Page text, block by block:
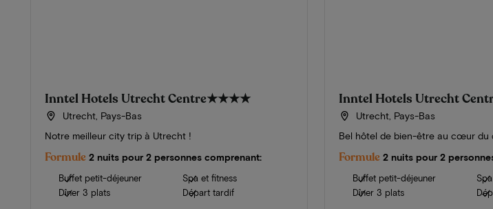
Inntel Hotels Utrecht Centre★★★★
Utrecht, Pays-Bas
Notre meilleur city trip à Utrecht !
Formule 2 nuits pour 2 personnes comprenant:
Buffet petit-déjeuner
Dîner 3 plats
Spa et fitness
Départ tardif
Inntel Hotels Utrecht
Utrecht, Pays-Bas
Bel hôtel de bien-être au cœur du
Formule 2 nuits pour 2
Buffet petit-déjeuner
Dîner 3 plats